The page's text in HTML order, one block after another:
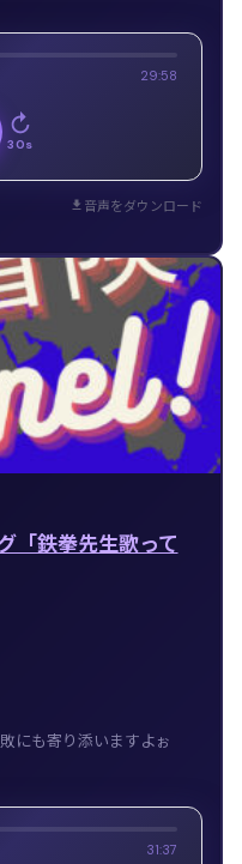
29:58
30s
音声をダウンロード
「鉄拳先生歌って
にも寄り添いますよぉ
31:37